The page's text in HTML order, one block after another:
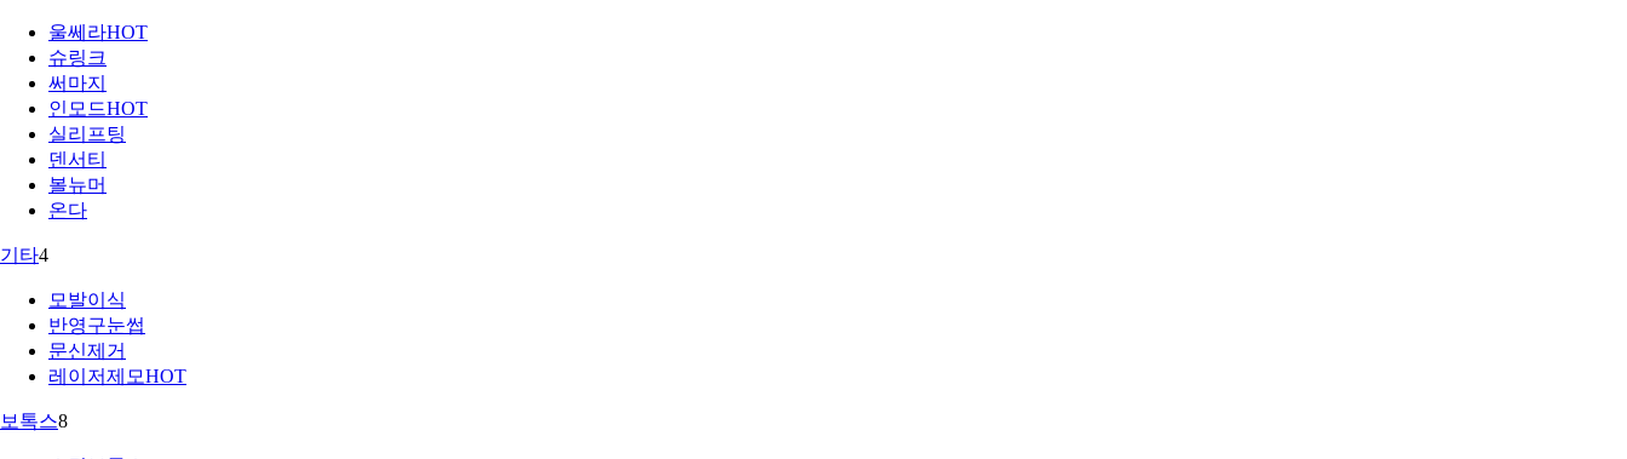
울쎄라HOT
슈링크
써마지
인모드HOT
실리프팅
덴서티
볼뉴머
온다
기타4
모발이식
반영구눈썹
문신제거
레이저제모HOT
보톡스8